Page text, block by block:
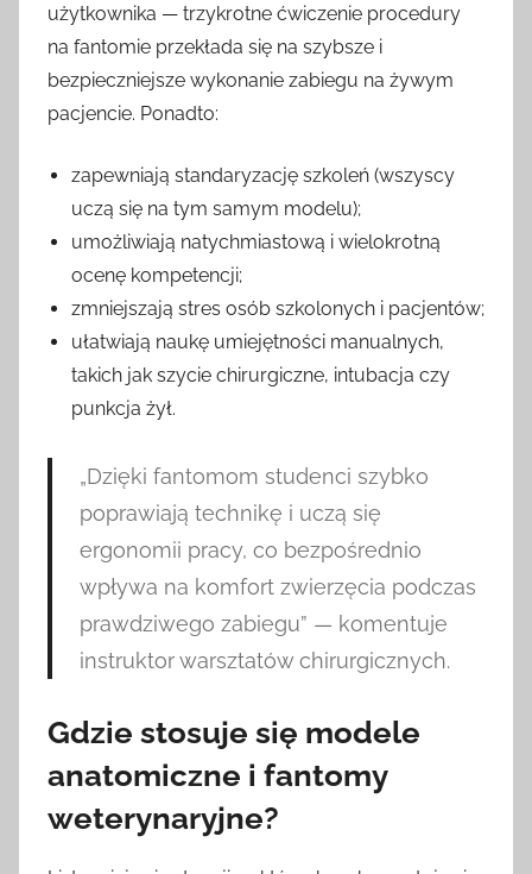
użytkownika — trzykrotne ćwiczenie procedury
na fantomie przekłada się na szybsze i
bezpieczniejsze wykonanie zabiegu na żywym
pacjencie. Ponadto:
zapewniają standaryzację szkoleń (wszyscy
uczą się na tym samym modelu);
umożliwiają natychmiastową i wielokrotną
ocenę kompetencji;
zmniejszają stres osób szkolonych i pacjentów;
ułatwiają naukę umiejętności manualnych,
takich jak szycie chirurgiczne, intubacja czy
punkcja żył.
„Dzięki fantomom studenci szybko
poprawiają technikę i uczą się
ergonomii pracy, co bezpośrednio
wpływa na komfort zwierzęcia podczas
prawdziwego zabiegu” — komentuje
instruktor warsztatów chirurgicznych.
Gdzie stosuje się modele
anatomiczne i fantomy
weterynaryjne?